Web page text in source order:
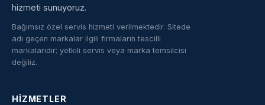
hizmeti sunuyoruz.
Bağımsız özel servis hizmeti verilmektedir. Sitede
adı geçen markalar ilgili firmaların tescilli
markalarıdır; yetkili servis veya marka temsilcisi
değiliz.
HIZMETLER